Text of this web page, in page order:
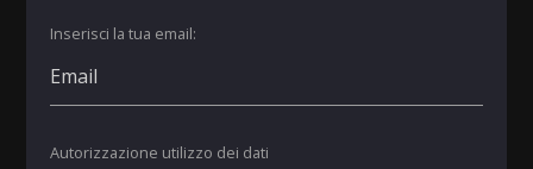
Inserisci la tua email:
Autorizzazione utilizzo dei dati